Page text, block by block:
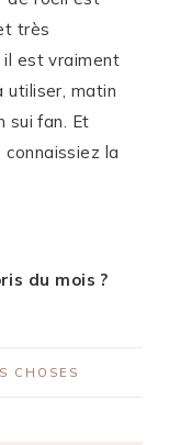
très
est vraiment
utiliser, matin
sui fan. Et
connaissiez la
du mois ?
CHOSES